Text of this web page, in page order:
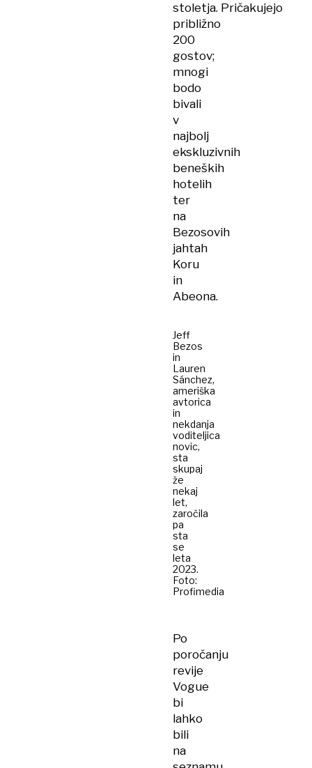
stoletja. Pričakujejo
približno
200
gostov;
mnogi
bodo
bivali
v
najbolj
ekskluzivnih
beneških
hotelih
ter
na
Bezosovih
jahtah
Koru
in
Abeona.
Jeff
Bezos
in
Lauren
Sánchez,
ameriška
avtorica
in
nekdanja
voditeljica
novic,
sta
skupaj
že
nekaj
let,
zaročila
pa
sta
se
leta
2023.
Foto:
Profimedia
Po
poročanju
revije
Vogue
bi
lahko
bili
na